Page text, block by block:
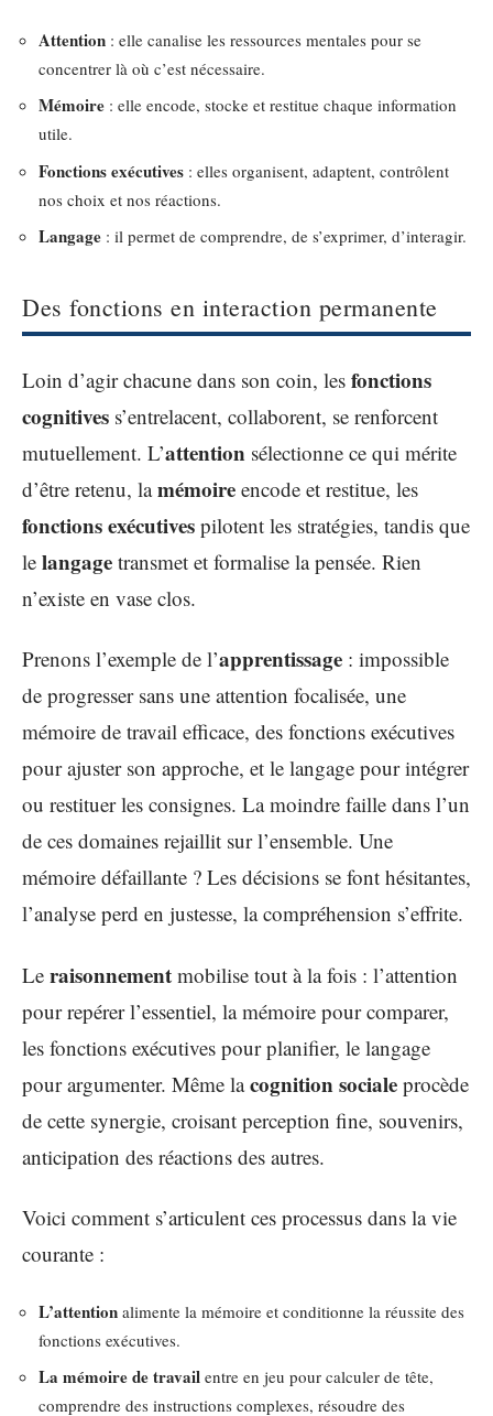
Attention : elle canalise les ressources mentales pour se
concentrer là où c’est nécessaire.
Mémoire : elle encode, stocke et restitue chaque information
utile.
Fonctions exécutives : elles organisent, adaptent, contrôlent
nos choix et nos réactions.
Langage : il permet de comprendre, de s’exprimer, d’interagir.
Des fonctions en interaction permanente
Loin d’agir chacune dans son coin, les fonctions
cognitives s’entrelacent, collaborent, se renforcent
mutuellement. L’attention sélectionne ce qui mérite
d’être retenu, lamémoire encode et restitue, les
fonctions exécutives pilotent les stratégies, tandis que
le langage transmet et formalise la pensée. Rien
n’existe en vase clos.
Prenons l’exemple de l’apprentissage : impossible
de progresser sans une attention focalisée, une
mémoire de travail efficace, des fonctions exécutives
pour ajuster son approche, et le langage pour intégrer
ou restituer les consignes. La moindre faille dans l’un
de ces domaines rejaillit sur l’ensemble. Une
mémoire défaillante ? Les décisions se font hésitantes,
l’analyse perd en justesse, la compréhension s’effrite.
Le raisonnement mobilise tout à la fois : l’attention
pour repérer l’essentiel, la mémoire pour comparer,
les fonctions exécutives pour planifier, le langage
pour argumenter. Même lacognition sociale procède
de cette synergie, croisant perception fine, souvenirs,
anticipation des réactions des autres.
Voici comment s’articulent ces processus dans la vie
courante :
L’attention alimente la mémoire et conditionne la réussite des
fonctions exécutives.
La mémoire de travail entre en jeu pour calculer de tête,
comprendre des instructions complexes, résoudre des